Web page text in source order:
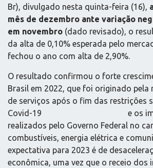
Br), divulgado nesta quinta-feira (16),
mês de dezembro ante variação
em novembro (dado revisado), o
da alta de 0,10% esperada pelo
fechou o ano com alta de 2,90%.
O resultado confirmou o forte
Brasil em 2022, que foi originado
de serviços após o fim das restrições
Covid-19 e os
realizados pelo Governo Federal no
combustíveis, energia elétrica e
expectativa para 2023 é de
econômica, uma vez que o receio dos